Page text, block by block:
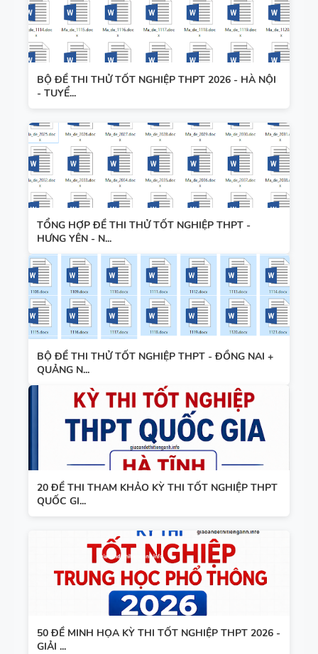
BỘ ĐỀ THI THỬ TỐT NGHIỆP THPT 2026 - HÀ NỘI
- TUYỂ...
TỔNG HỢP ĐỀ THI THỬ TỐT NGHIỆP THPT -
HƯNG YÊN - N...
BỘ ĐỀ THI THỬ TỐT NGHIỆP THPT - ĐỒNG NAI +
QUẢNG N...
20 ĐỀ THI THAM KHẢO KỲ THI TỐT NGHIỆP THPT
QUỐC GI...
50 ĐỀ MINH HỌA KỲ THI TỐT NGHIỆP THPT 2026 -
GIẢI ...